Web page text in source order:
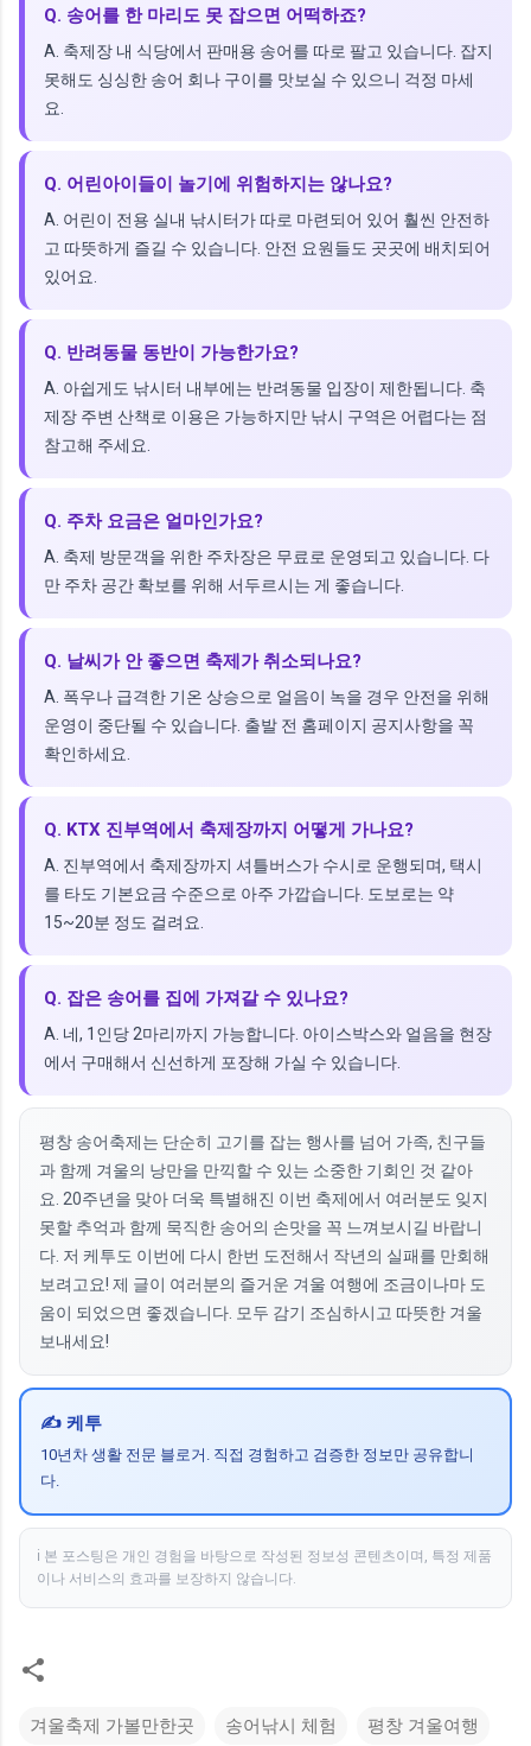
Q. 송어를 한 마리도 못 잡으면 어떡하죠?
A. 축제장 내 식당에서 판매용 송어를 따로 팔고 있습니다. 잡지
못해도 싱싱한 송어 회나 구이를 맛보실 수 있으니 걱정 마세
요.
Q. 어린아이들이 놀기에 위험하지는 않나요?
A. 어린이 전용 실내 낚시터가 따로 마련되어 있어 훨씬 안전하
고 따뜻하게 즐길 수 있습니다. 안전 요원들도 곳곳에 배치되어
있어요.
Q. 반려동물 동반이 가능한가요?
A. 아쉽게도 낚시터 내부에는 반려동물 입장이 제한됩니다. 축
제장 주변 산책로 이용은 가능하지만 낚시 구역은 어렵다는 점
참고해 주세요.
Q. 주차 요금은 얼마인가요?
A. 축제 방문객을 위한 주차장은 무료로 운영되고 있습니다. 다
만 주차 공간 확보를 위해 서두르시는 게 좋습니다.
Q. 날씨가 안 좋으면 축제가 취소되나요?
A. 폭우나 급격한 기온 상승으로 얼음이 녹을 경우 안전을 위해
운영이 중단될 수 있습니다. 출발 전 홈페이지 공지사항을 꼭
확인하세요.
Q. KTX 진부역에서 축제장까지 어떻게 가나요?
A. 진부역에서 축제장까지 셔틀버스가 수시로 운행되며, 택시
를 타도 기본요금 수준으로 아주 가깝습니다. 도보로는 약
15~20분 정도 걸려요.
Q. 잡은 송어를 집에 가져갈 수 있나요?
A. 네, 1인당 2마리까지 가능합니다. 아이스박스와 얼음을 현장
에서 구매해서 신선하게 포장해 가실 수 있습니다.
평창 송어축제는 단순히 고기를 잡는 행사를 넘어 가족, 친구들
과 함께 겨울의 낭만을 만끽할 수 있는 소중한 기회인 것 같아
요. 20주년을 맞아 더욱 특별해진 이번 축제에서 여러분도 잊지
못할 추억과 함께 묵직한 송어의 손맛을 꼭 느껴보시길 바랍니
다. 저 케투도 이번에 다시 한번 도전해서 작년의 실패를 만회해
보려고요! 제 글이 여러분의 즐거운 겨울 여행에 조금이나마 도
움이 되었으면 좋겠습니다. 모두 감기 조심하시고 따뜻한 겨울
보내세요!
✍️ 케투
10년차 생활 전문 블로거. 직접 경험하고 검증한 정보만 공유합니
다.
ℹ️ 본 포스팅은 개인 경험을 바탕으로 작성된 정보성 콘텐츠이며, 특정 제품
이나 서비스의 효과를 보장하지 않습니다.
겨울축제 가볼만한곳 송어낚시 체험 평창 겨울여행